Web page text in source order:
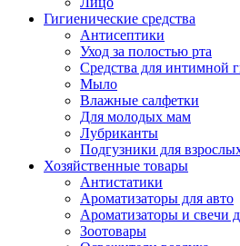
Гигиенические средства
Антисептики
Уход за полостью рта
Средства для интимной
Мыло
Влажные салфетки
Для молодых мам
Лубриканты
Подгузники для
Хозяйственные товары
Антистатики
Ароматизаторы для авто
Ароматизаторы и свечи
Зоотовары